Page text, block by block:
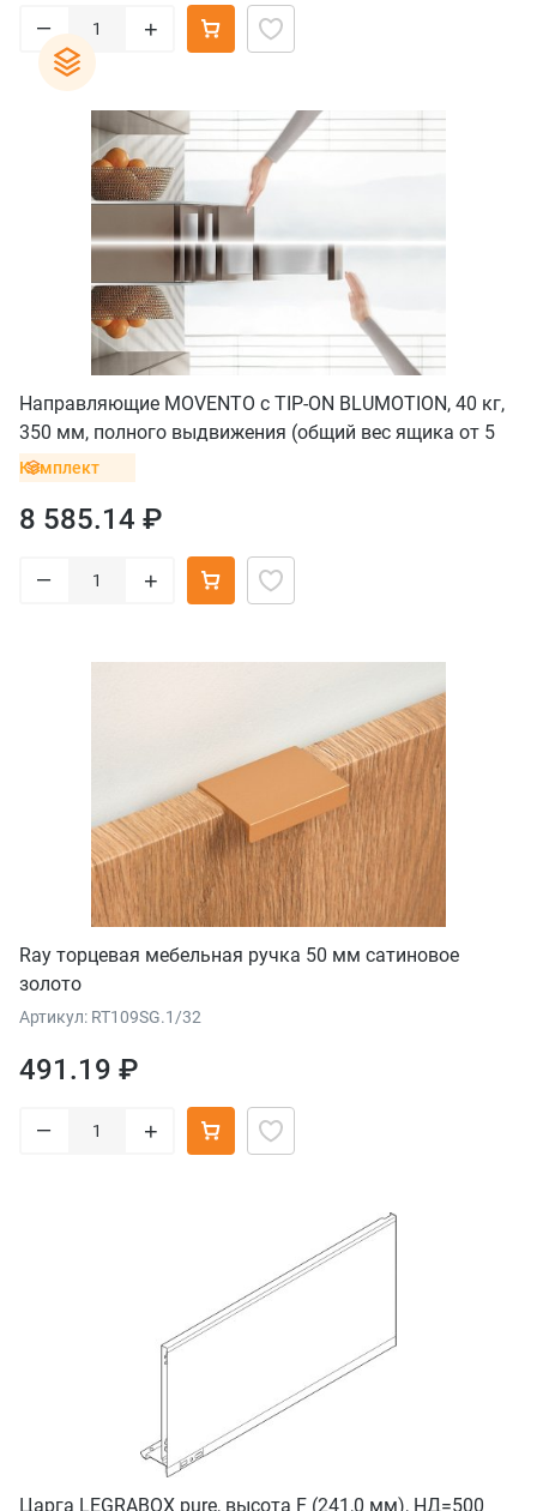
– +
Направляющие MOVENTO с TIP-ON BLUMOTION, 40 кг,
350 мм, полного выдвижения (общий вес ящика от 5
до 40 кг), комплект
Комплект
8 585.14 ₽
– +
Ray торцевая мебельная ручка 50 мм сатиновое
золото
Артикул: RT109SG.1/32
491.19 ₽
– +
Царга LEGRABOX pure, высота F (241,0 мм), НД=500